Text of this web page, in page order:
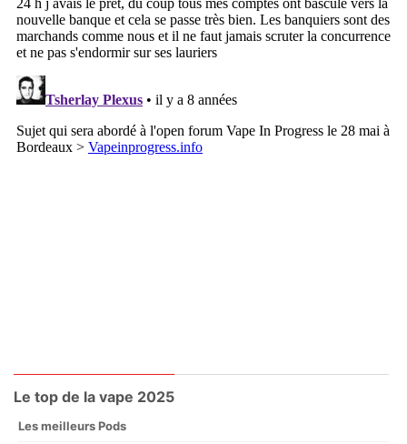
Le top de la vape 2025
Les meilleurs Pods